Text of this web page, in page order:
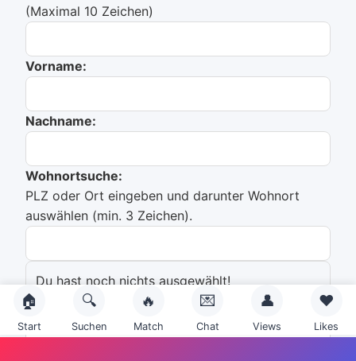
(Maximal 10 Zeichen)
Vorname:
Nachname:
Wohnortsuche:
PLZ oder Ort eingeben und darunter Wohnort
auswählen (min. 3 Zeichen).
Du hast noch nichts ausgewählt!
Emailadresse:
🏠
Start
🔍
Suchen
🔥
Match
💌
Chat
👤
Views
❤️
Likes